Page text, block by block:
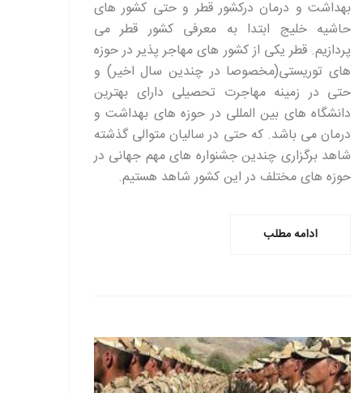
بهداشت و درمان درکشور قطر و حتی کشور های
حاشیه خلیج ابتدا به معرفی کشور قطر می
پردازیم. قطر یکی از کشور های مهاجر پذیر در حوزه
های توریستی(مخصوصا در چندین سال اخیر) و
حتی در زمینه مهاجرت تحصیلی دارای بهترین
دانشگاه های بین المللی در حوزه های بهداشت و
درمان می باشد. که حتی در سالیان متوالی گذشته
شاهد برگزاری چندین جشنواره های مهم جهانی در
حوزه های مختلف در این کشور شاهد هستیم.
ادامه مطلب